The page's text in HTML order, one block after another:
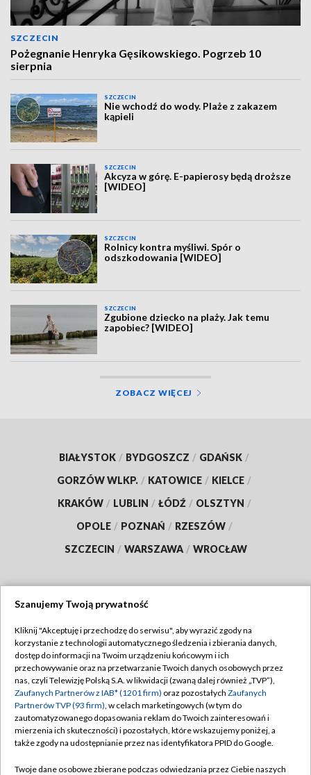
SZCZECIN
Pożegnanie Henryka Gęsikowskiego. Pogrzeb 10
sierpnia
SZCZECIN
Nie wchodź do wody. Plaże z zakazem
kąpieli
SZCZECIN
Akcyza w górę. E-papierosy będą droższe
[WIDEO]
SZCZECIN
Rolnicy kontra myśliwi. Spór o
odszkodowania [WIDEO]
SZCZECIN
Zgubione dziecko na plaży. Jak temu
zapobiec? [WIDEO]
ZOBACZ WIĘCEJ
BIAŁYSTOK / BYDGOSZCZ / GDAŃSK /
GORZÓW WLKP. / KATOWICE / KIELCE /
KRAKÓW / LUBLIN / ŁÓDŹ / OLSZTYN /
OPOLE / POZNAŃ / RZESZÓW /
SZCZECIN / WARSZAWA / WROCŁAW
TVP
Abonament TVP
Emisja w TVP
Centrum informacji TVP
Naziemna Telewizja Cyfrowa
Regulamin TVP
Polityka prywatności
Moje zgody
Pomoc
Szanujemy Twoją prywatność
Kliknij "Akceptuję i przechodzę do serwisu", aby wyrazić zgody na
korzystanie z technologii automatycznego śledzenia i zbierania danych,
dostęp do informacji na Twoim urządzeniu końcowym i ich
przechowywanie oraz na przetwarzanie Twoich danych osobowych przez
nas, czyli Telewizję Polską S.A. w likwidacji (zwaną dalej również „TVP”),
Zaufanych Partnerów z IAB* (1201 firm) oraz pozostałych Zaufanych
Partnerów TVP (93 firm), w celach marketingowych (w tym do
zautomatyzowanego dopasowania reklam do Twoich zainteresowań i
mierzenia ich skuteczności) i pozostałych, które wskazujemy poniżej, a
także zgody na udostępnianie przez nas identyfikatora PPID do Google.
Twoje dane osobowe zbierane podczas odwiedzania przez Ciebie naszych